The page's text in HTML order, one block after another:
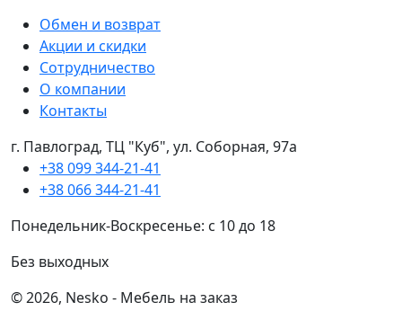
Обмен и возврат
Акции и скидки
Сотрудничество
О компании
Контакты
г. Павлоград, ТЦ "Куб", ул. Соборная, 97а
+38 099 344-21-41
+38 066 344-21-41
Понедельник-Воскресенье: с 10 до 18
Без выходных
© 2026, Nesko - Мебель на заказ